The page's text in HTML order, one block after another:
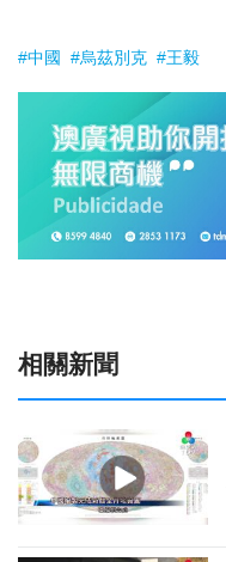
#中國 #烏茲別克 #王毅
相關新聞